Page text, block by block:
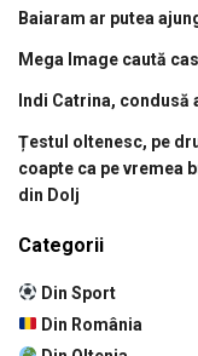
Baiaram ar putea
Mega Image caută
Indi Catrina, condusă
Țestul oltenesc, pe
coapte ca pe vremea
din Dolj
Categorii
Din Sport
Din România